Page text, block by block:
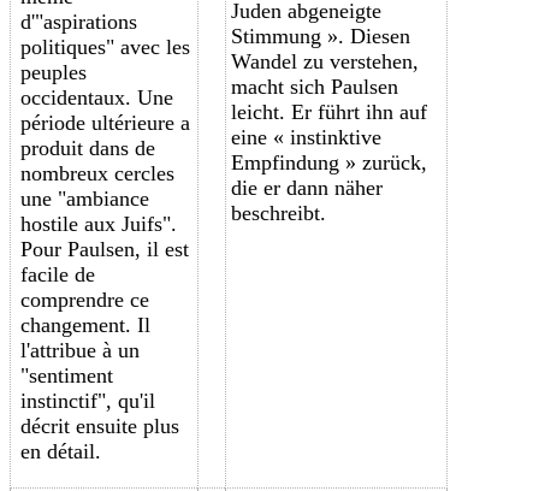
d'"aspirations
politiques" avec les
peuples
occidentaux. Une
période ultérieure a
produit dans de
nombreux cercles
une "ambiance
hostile aux Juifs".
Pour Paulsen, il est
facile de
comprendre ce
changement. Il
l'attribue à un
"sentiment
instinctif", qu'il
décrit ensuite plus
en détail.
Juden abgeneigte
Stimmung ». Diesen
Wandel zu verstehen,
macht sich Paulsen
leicht. Er führt ihn auf
eine « instinktive
Empfindung » zurück,
die er dann näher
beschreibt.